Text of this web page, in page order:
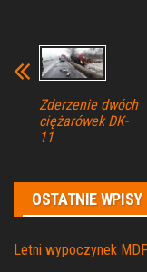
Zderzenie dwóch
ciężarówek DK-
11
OSTATNIE WPISY
Letni wypoczynek